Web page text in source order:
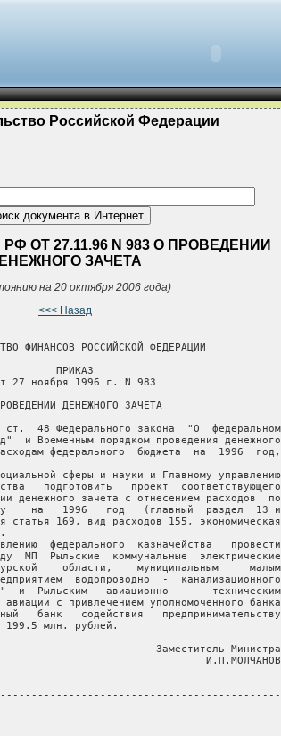
Российской Федерации
ОТ 27.11.96 N 983 О ПРОВЕДЕНИИ
ЗАЧЕТА
на 20 октября 2006 года)
<<< Назад
ФИНАНСОВ РОССИЙСКОЙ ФЕДЕРАЦИИ
ПРИКАЗ
27 ноября 1996 г. N 983
ДЕНЕЖНОГО ЗАЧЕТА
ст.  48 Федерального закона  "О  федеральном
и Временным порядком проведения денежного
федерального  бюджета  на  1996  год,
сферы и науки и Главному управлению
подготовить   проект  соответствующего
денежного зачета с отнесением расходов  по
на   1996   год   (главный  раздел  13 и
статья 169, вид расходов 155, экономическая
федерального  казначейства   провести
МП  Рыльские  коммунальные  электрические
области,    муниципальным     малым
водопроводно  -  канализационного
и  Рыльским   авиационно   -   техническим
авиации с привлечением уполномоченного банка
банк   содействия   предпринимательству
199.5 млн. рублей.
Заместитель Министра
И.П.МОЛЧАНОВ